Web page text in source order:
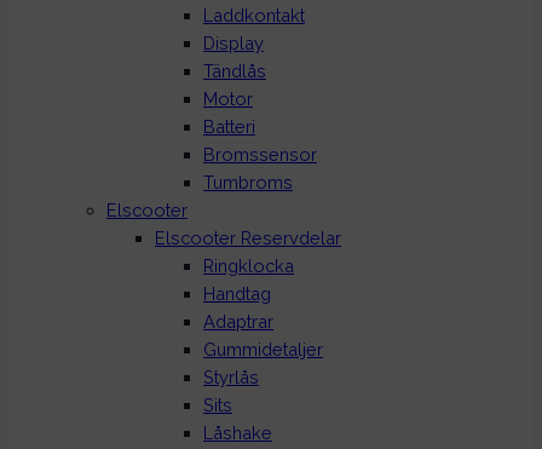
Laddkontakt
Display
Tändlås
Motor
Batteri
Bromssensor
Tumbroms
Elscooter
Elscooter Reservdelar
Ringklocka
Handtag
Adaptrar
Gummidetaljer
Styrlås
Sits
Låshake